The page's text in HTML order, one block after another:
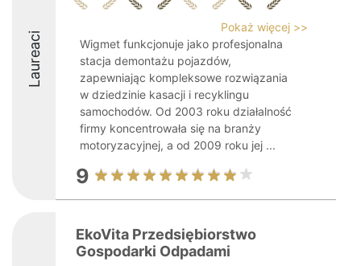
Laureaci
Pokaż więcej >>
Wigmet funkcjonuje jako profesjonalna
stacja demontażu pojazdów,
zapewniając kompleksowe rozwiązania
w dziedzinie kasacji i recyklingu
samochodów. Od 2003 roku działalność
firmy koncentrowała się na branży
motoryzacyjnej, a od 2009 roku jej ...
9
EkoVita Przedsiębiorstwo
Gospodarki Odpadami